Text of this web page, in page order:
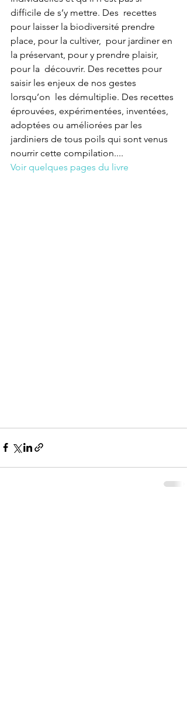
difficile de s’y mettre. Des  recettes
pour laisser la biodiversité prendre
place, pour la cultiver,  pour jardiner en
la préservant, pour y prendre plaisir,
pour la  découvrir. Des recettes pour
saisir les enjeux de nos gestes
lorsqu’on  les démultiplie. Des recettes
éprouvées, expérimentées, inventées,
adoptées ou améliorées par les
jardiniers de tous poils qui sont venus
nourrir cette compilation....
Voir quelques pages du livre